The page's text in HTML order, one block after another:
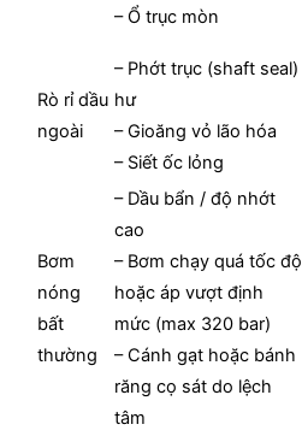
– Ổ trục mòn
Rò rỉ dầu
ngoài
– Phớt trục (shaft seal)
hư
– Gioăng vỏ lão hóa
– Siết ốc lỏng
Bơm
nóng
bất
thường
– Dầu bẩn / độ nhớt
cao
– Bơm chạy quá tốc độ
hoặc áp vượt định
mức (max 320 bar)
– Cánh gạt hoặc bánh
răng cọ sát do lệch
tâm